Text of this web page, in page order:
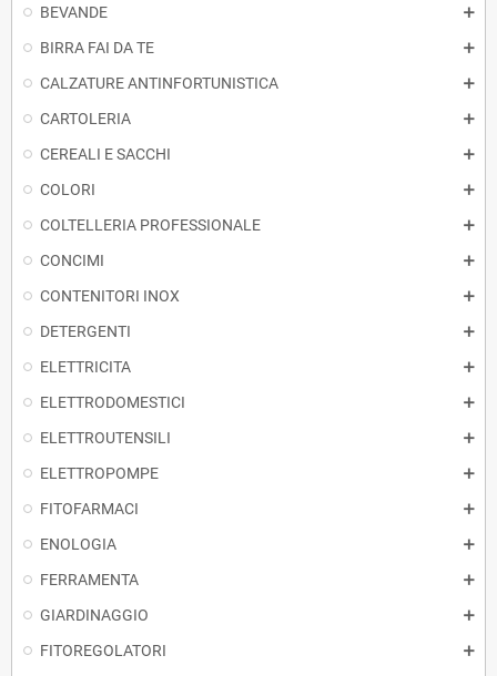
BEVANDE
BIRRA FAI DA TE
CALZATURE ANTINFORTUNISTICA
CARTOLERIA
CEREALI E SACCHI
COLORI
COLTELLERIA PROFESSIONALE
CONCIMI
CONTENITORI INOX
DETERGENTI
ELETTRICITA
ELETTRODOMESTICI
ELETTROUTENSILI
ELETTROPOMPE
FITOFARMACI
ENOLOGIA
FERRAMENTA
GIARDINAGGIO
FITOREGOLATORI